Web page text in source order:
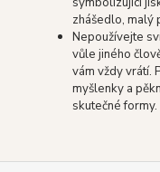
zhášedlo, malý
Nepoužívejte
vůle jiného
vám vždy vrátí.
myšlenky a
skutečné formy.